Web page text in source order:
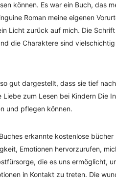
können. Es war ein Buch, das
Roman meine eigenen
Licht zurück auf mich. Die
die Charaktere sind
gut dargestellt, dass sie tief
zum Lesen bei Kindern Die
und pflegen können.
erkannte kostenlose
Emotionen hervorzurufen,
die es uns ermöglicht,
in Kontakt zu treten. Die